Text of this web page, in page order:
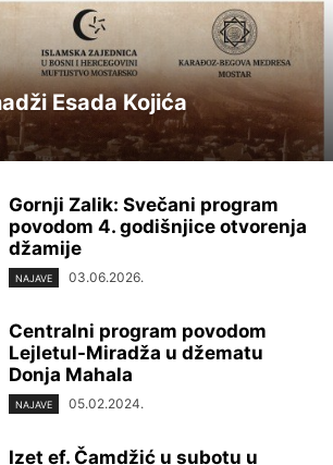
Esada Kojića
Gornji Zalik: Svečani program
povodom 4. godišnjice otvorenja
džamije
NAJAVE 03.06.2026.
Centralni program povodom
Lejletul-Miradža u džematu
Donja Mahala
NAJAVE 05.02.2024.
Izet ef. Čamdžić u subotu u